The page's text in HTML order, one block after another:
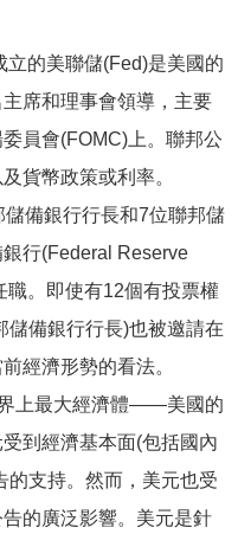
的美聯儲(Fed)是美國的
席和理事會領導，主要
員會(FOMC)上。聯邦公
貨幣政策或利率。
備銀行行長和7位聯邦儲
行(Federal Reserve
職。即使有12個有投票權
儲備銀行行長)也被邀請在
經濟形勢的看法。
上最大經濟體——美國的
到經濟基本面(包括國內
的支持。然而，美元也受
的廣泛影響。美元是針